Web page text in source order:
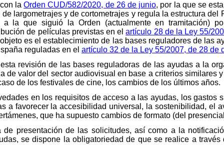
con laOrden CUD/582/2020, de 26 de junio, por la que se
largometrajes y de cortometrajes y regula la estructura del
a la que siguió la Orden (actualmente en tramitación)
de películas previstas en elartículo 28 de la Ley 55/
es el establecimiento de las bases reguladores de las
reguladas en el artículo 32 de la Ley 55/2007, de 28 de
revisión de las bases reguladoras de las ayudas a la
de valor del sector audiovisual en base a criterios similares
de los festivales de cine, los cambios de los últimos años.
en los requisitos de acceso a las ayudas, los gastos
a favorecer la accesibilidad universal, la sostenibilidad, el
que ha supuesto cambios de formato (del
de presentación de las solicitudes, así como a la
se dispone la obligatoriedad de que se realice a